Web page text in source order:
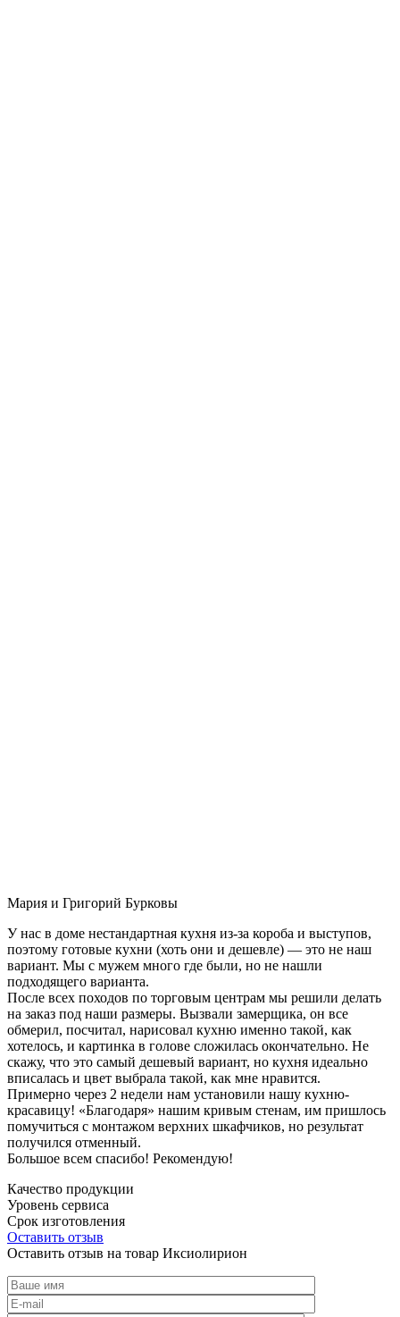
Мария и Григорий Бурковы
У нас в доме нестандартная кухня из-за короба и выступов,
поэтому готовые кухни (хоть они и дешевле) — это не наш
вариант. Мы с мужем много где были, но не нашли
подходящего варианта.
После всех походов по торговым центрам мы решили делать
на заказ под наши размеры. Вызвали замерщика, он все
обмерил, посчитал, нарисовал кухню именно такой, как
хотелось, и картинка в голове сложилась окончательно. Не
скажу, что это самый дешевый вариант, но кухня идеально
вписалась и цвет выбрала такой, как мне нравится.
Примерно через 2 недели нам установили нашу кухню-
красавицу! «Благодаря» нашим кривым стенам, им пришлось
помучиться с монтажом верхних шкафчиков, но результат
получился отменный.
Большое всем спасибо! Рекомендую!
Качество продукции
Уровень сервиса
Срок изготовления
Оставить отзыв
Оставить отзыв на товар Иксиолирион